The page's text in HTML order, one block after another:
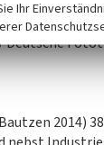
Deutsche
2014)
Ihr